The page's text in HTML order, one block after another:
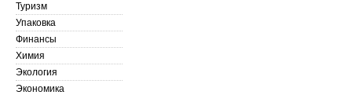
Туризм
Упаковка
Финансы
Химия
Экология
Экономика